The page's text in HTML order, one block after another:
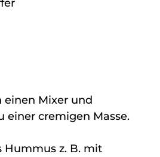
einen Mixer und
einer cremigen Masse.
Hummus z. B. mit